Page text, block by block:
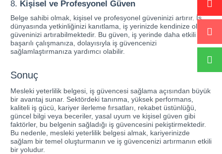
8. Kişisel ve Profesyonel Güven
Belge sahibi olmak, kişisel ve profesyonel güveninizi artırır. İş
dünyasında yetkinliğinizi kanıtlama, iş yerinizde kendinize olan
güveninizi artırabilmektedir. Bu güven, iş yerinde daha etkili ve
başarılı çalışmanıza, dolayısıyla iş güvencenizi
sağlamlaştırmanıza yardımcı olabilir.
Sonuç
Mesleki yeterlilik belgesi, iş güvencesi sağlama açısından büyük
bir avantaj sunar. Sektördeki tanınma, yüksek performans,
kaliteli iş gücü, kariyer ilerleme fırsatları, rekabet üstünlüğü,
güncel bilgi veya beceriler, yasal uyum ve kişisel güven gibi
faktörler, bu belgenin sağladığı iş güvencesini pekiştirmektedir.
Bu nedenle, mesleki yeterlilik belgesi almak, kariyerinizde
sağlam bir temel oluşturmanın ve iş güvencenizi artırmanın etkili
bir yoludur.